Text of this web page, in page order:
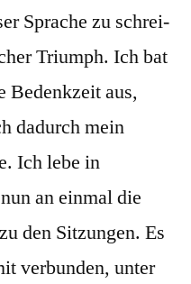
Sprache zu schrei­
Triumph. Ich bat
Bedenkzeit aus,
dadurch mein
Ich lebe in
an einmal die
den Sitzungen. Es
verbunden, unter